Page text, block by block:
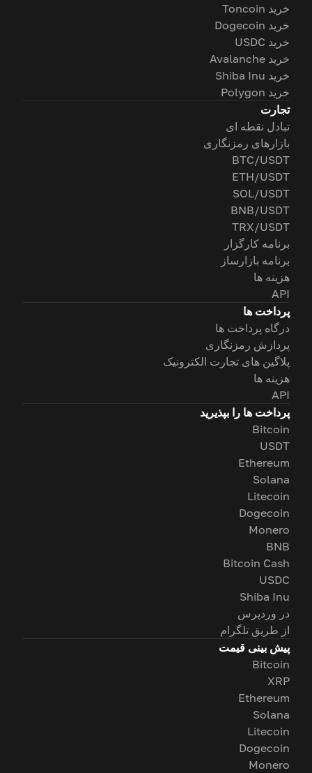
خرید Toncoin
خرید Dogecoin
خرید USDC
خرید Avalanche
خرید Shiba Inu
خرید Polygon
تجارت
تبادل نقطه ای
بازارهای رمزنگاری
BTC/USDT
ETH/USDT
SOL/USDT
BNB/USDT
TRX/USDT
برنامه کارگزار
برنامه بازارساز
هزینه ها
API
پرداخت ها
درگاه پرداخت ها
پردازش رمزنگاری
پلاگین های تجارت الکترونیک
هزینه ها
API
پرداخت ها را بپذیرید
Bitcoin
USDT
Ethereum
Solana
Litecoin
Dogecoin
Monero
BNB
Bitcoin Cash
USDC
Shiba Inu
در وردپرس
از طریق تلگرام
پیش بینی قیمت
Bitcoin
XRP
Ethereum
Solana
Litecoin
Dogecoin
Monero